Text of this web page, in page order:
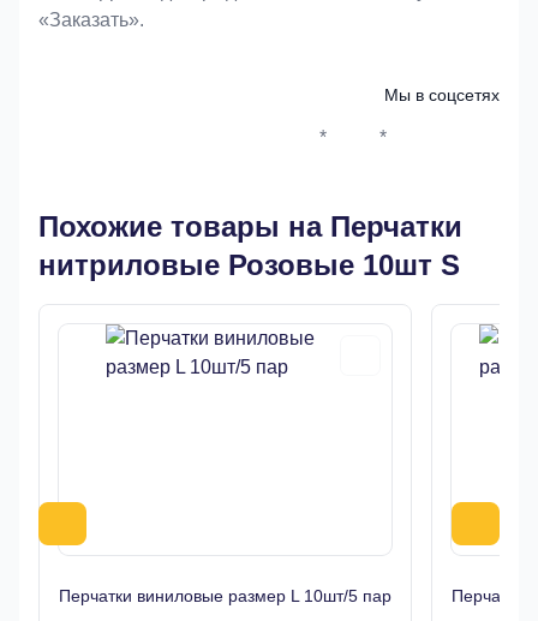
«Заказать».
Мы в соцсетях
* *
Похожие товары на Перчатки
нитриловые Розовые 10шт S
Перчатки виниловые размер L 10шт/5 пар Перчатки